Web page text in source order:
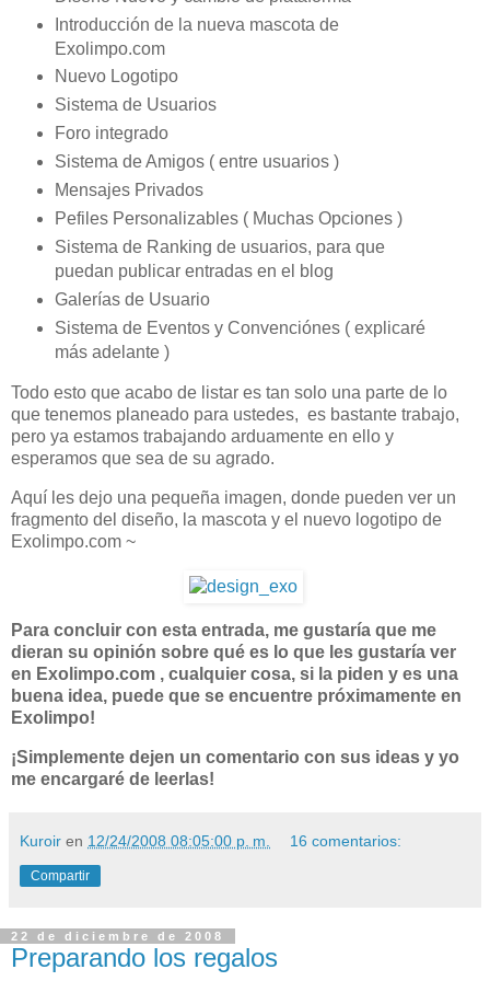
Introducción de la nueva mascota de
Exolimpo.com
Nuevo Logotipo
Sistema de Usuarios
Foro integrado
Sistema de Amigos ( entre usuarios )
Mensajes Privados
Pefiles Personalizables ( Muchas Opciones )
Sistema de Ranking de usuarios, para que
puedan publicar entradas en el blog
Galerías de Usuario
Sistema de Eventos y Convenciónes ( explicaré
más adelante )
Todo esto que acabo de listar es tan solo una parte de lo
que tenemos planeado para ustedes, es bastante trabajo,
pero ya estamos trabajando arduamente en ello y
esperamos que sea de su agrado.
Aquí les dejo una pequeña imagen, donde pueden ver un
fragmento del diseño, la mascota y el nuevo logotipo de
Exolimpo.com ~
Para concluir con esta entrada, me gustaría que me
dieran su opinión sobre qué es lo que les gustaría ver
en Exolimpo.com , cualquier cosa, si la piden y es una
buena idea, puede que se encuentre próximamente en
Exolimpo!
¡Simplemente dejen un comentario con sus ideas y yo
me encargaré de leerlas!
Kuroir en 12/24/2008 08:05:00 p. m. 16 comentarios:
Compartir
22 de diciembre de 2008
Preparando los regalos